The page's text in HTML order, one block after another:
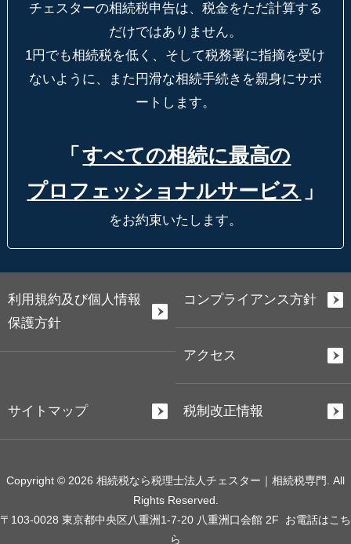
チェスターの相続税申告は、税金をただ計算する
だけではありません。
1円でも相続税を低く、そして税務署に指摘を受け
ないように、
また円滑な相続手続きを親身にサポ
ートします。
「 すべての相続に最高の
プロフェッショナルサービス 」
をお約束いたします。
利用規約及び個人情報
保護方針
コンプライアンス方針
アクセス
サイトマップ 税制改正情報
Copyright © 2026 相続税なら税理士法人チェスター｜相続税専門. All
Rights Reserved.
〒103-0028 東京都中央区八重洲1-7-20 八重洲口会館 2F お電話はこち
ら